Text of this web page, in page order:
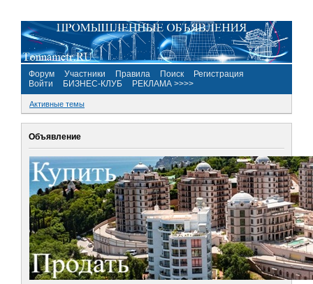
Форум Участники Правила Поиск
Регистрация
Войти
БИЗНЕС-КЛУБ РЕКЛАМА >>>>
Активные темы
Объявление